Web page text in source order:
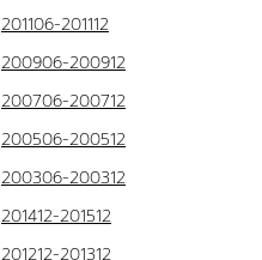
201106-201112
200906-200912
200706-200712
200506-200512
200306-200312
201412-201512
201212-201312